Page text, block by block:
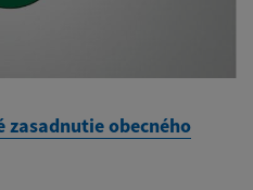
zasadnutie obecného